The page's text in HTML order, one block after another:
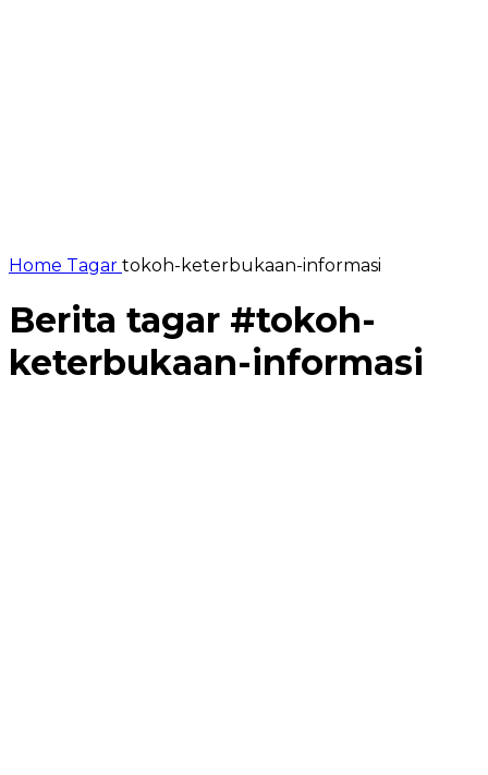
Home Tagar tokoh-keterbukaan-informasi
Berita tagar #tokoh-
keterbukaan-informasi